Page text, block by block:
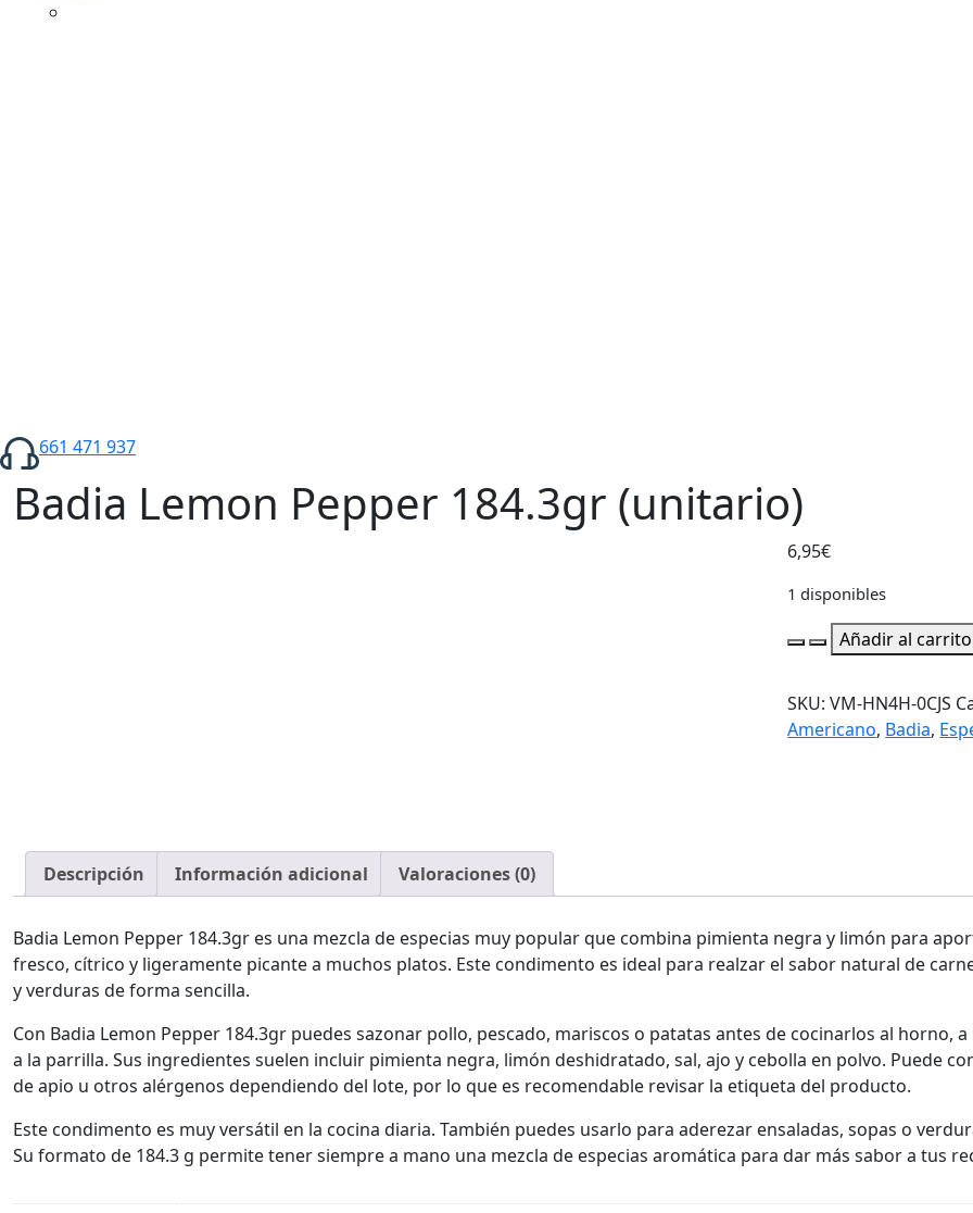
661 471 937
Badia Lemon Pepper 184.3gr (unitario)
6,95€
1 disponibles
Badia
Lemon
184.3gr
(unitario)
Añadir al carrito
SKU:VM-HN4H-0CJS
Americano, Badia,
Descripción Información adicional Valoraciones (0)
Badia Lemon Pepper 184.3gr es una mezcla de especias muy popular que combina pimienta negra y limón para
fresco, cítrico y ligeramente picante a muchos platos. Este condimento es ideal para realzar el sabor natural de
y verduras de forma sencilla.
Con Badia Lemon Pepper 184.3gr puedes sazonar pollo, pescado, mariscos o patatas antes de cocinarlos al horno, a
a la parrilla. Sus ingredientes suelen incluir pimienta negra, limón deshidratado, sal, ajo y cebolla en polvo. Puede
de apio u otros alérgenos dependiendo del lote, por lo que es recomendable revisar la etiqueta del producto.
Este condimento es muy versátil en la cocina diaria. También puedes usarlo para aderezar ensaladas, sopas o
Su formato de 184.3 g permite tener siempre a mano una mezcla de especias aromática para dar más sabor a tus